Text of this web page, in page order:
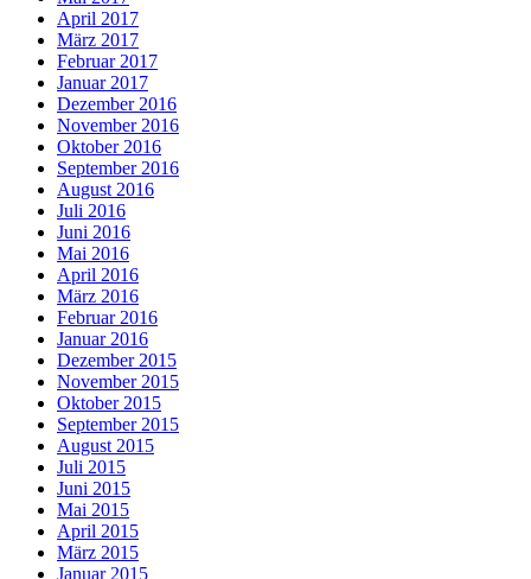
April 2017
März 2017
Februar 2017
Januar 2017
Dezember 2016
November 2016
Oktober 2016
September 2016
August 2016
Juli 2016
Juni 2016
Mai 2016
April 2016
März 2016
Februar 2016
Januar 2016
Dezember 2015
November 2015
Oktober 2015
September 2015
August 2015
Juli 2015
Juni 2015
Mai 2015
April 2015
März 2015
Januar 2015